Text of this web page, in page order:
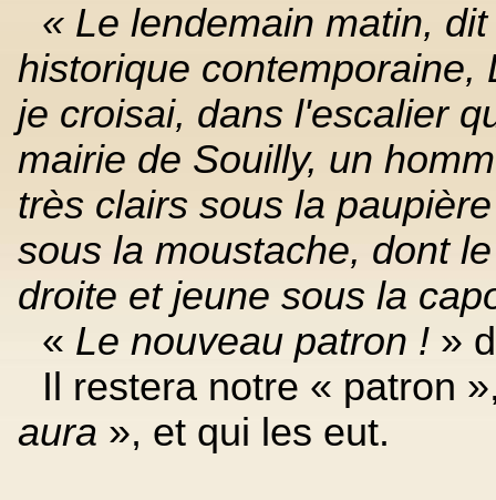
« Le lendemain matin,
historique contemporaine,
je croisai, dans l'escalier
mairie de Souilly, un
très clairs sous la
sous la moustache, dont
droite et jeune sous la
« Le nouveau patron ! »
Il restera notre « patron
aura », et qui les eut.